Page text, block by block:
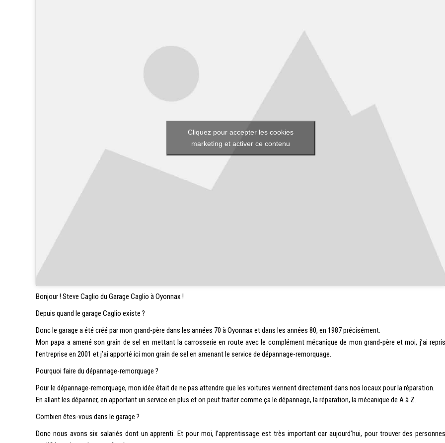
Cliquez pour accepter les cookies
marketing et activer ce contenu
Bonjour ! Steve Caglio du Garage Caglio à Oyonnax !
Depuis quand le garage Caglio existe ?
Donc le garage a été créé par mon grand-père dans les années 70 à Oyonnax et dans les années 80, en 1987 précisément.
Mon papa a amené son grain de sel en mettant la carrosserie en route avec le complément mécanique de mon grand-père et moi, j’ai repris
l’entreprise en 2001 et j’ai apporté ici mon grain de sel en amenant le service de dépannage-remorquage.
Pourquoi faire du dépannage-remorquage ?
Pour le dépannage-remorquage, mon idée était de ne pas attendre que les voitures viennent directement dans nos locaux pour la réparation.
En allant les dépanner, en apportant un service en plus et on peut traiter comme ça le dépannage, la réparation, la mécanique de A à Z.
Combien êtes-vous dans le garage ?
Donc nous avons six salariés dont un apprenti. Et pour moi, l’apprentissage est très important car aujourd’hui, pour trouver des personnes